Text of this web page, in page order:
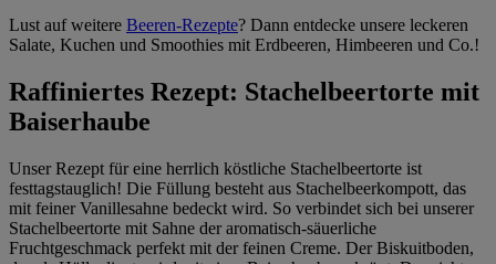
Lust auf weitere Beeren-Rezepte? Dann entdecke unsere leckeren
Salate, Kuchen und Smoothies mit Erdbeeren, Himbeeren und Co.!
Raffiniertes Rezept: Stachelbeertorte mit
Baiserhaube
Unser Rezept für eine herrlich köstliche Stachelbeertorte ist
festtagstauglich! Die Füllung besteht aus Stachelbeerkompott, das
mit feiner Vanillesahne bedeckt wird. So verbindet sich bei unserer
Stachelbeertorte mit Sahne der aromatisch-säuerliche
Fruchtgeschmack perfekt mit der feinen Creme. Der Biskuitboden,